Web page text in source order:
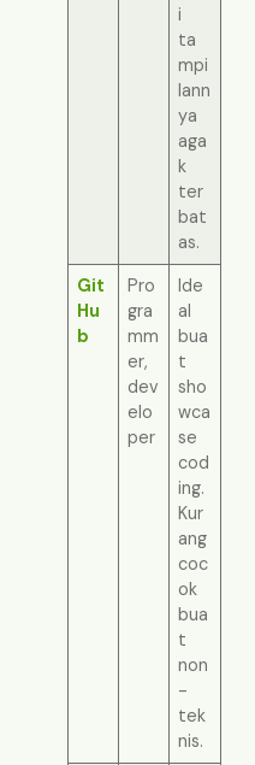
i
ta
mpi
lann
ya
aga
k
ter
bat
as.
Git
Hu
b
Pro
gra
mm
er,
dev
elo
per
Ide
al
bua
t
sho
wca
se
cod
ing.
Kur
ang
coc
ok
bua
t
non
-
tek
nis.